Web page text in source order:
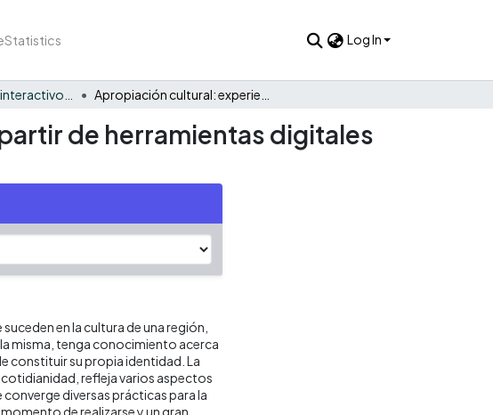
Statistics Log In
de herramientas digitales
en la cultura de una región,
misma, tenga conocimiento acerca
constituir su propia identidad. La
refleja varios aspectos
diversas prácticas para la
de realizarse y un gran